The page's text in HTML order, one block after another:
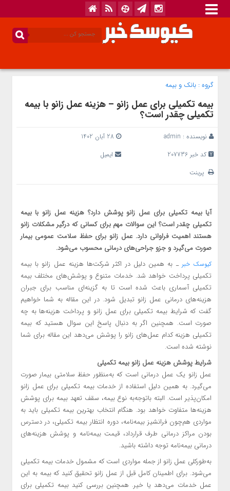
گروه : بانک‌ و بیمه
بیمه تکمیلی برای عمل زانو – هزینه عمل زانو با بیمه
تکمیلی چقدر است؟
نویسنده : admin
کد خبر 207736
ایمیل
پرینت
آیا بیمه تکمیلی برای عمل زانو پوشش دارد؟ هزینه عمل زانو با بیمه
تکمیلی چقدر است؟ این سوالات مهم برای کسانی‌ که درگیر مشکلات زانو
هستند اهمیت فراوانی دارد. عمل زانو برای حفظ سلامت عمومی بیمار
صورت می‌گیرد و جزو جراحی‌های درمانی محسوب می‌شود.
کیوسک خبر ـ به همین دلیل در اکثر شرکت‌ها هزینه عمل زانو با بیمه
تکمیلی پرداخت خواهد شد. خدمات متنوع و پوشش‌های مختلف بیمه
تکمیلی آسماری باعث شده است تا به گزینه‌ای مناسب برای جبران
هزینه‌های درمانی عمل زانو تبدیل شود. در این مقاله به شما خواهیم
گفت که شرایط بیمه تکمیلی برای عمل زانو و پرداخت هزینه‌ها به چه
صورت است. همچنین اگر به دنبال پاسخ این سوال هستید که بیمه
تکمیلی هزینه کدام‌ عمل‌های زانو را پوشش می‌دهد این مقاله برای شما
نوشته شده است.
شرایط پوشش هزینه عمل زانو بیمه تکمیلی
عمل زانو یک عمل درمانی است که به‌منظور حفظ سلامتی بیمار صورت
می‌گیرد. به همین دلیل استفاده از خدمات بیمه تکمیلی برای عمل زانو
امکان‌پذیر است. البته با‌توجه‌به نوع بیمه، سقف تعهد بیمه برای پوشش
هزینه‌ها متفاوت خواهد بود. هنگام انتخاب بهترین بیمه تکمیلی باید به
مواردی هم‌چون فرانشیز بیمه‎‌نامه،‌ دوره انتظار بیمه تکمیلی، در دسترس
بودن مراکز درمانی طرف قرارداد، قیمت بیمه‌‎نامه و پوشش‎ هزینه‌‎های
درمانی بیمه‎‌نامه توجه داشته باشید.
به‌طورکلی عمل زانو از جمله مواردی است که مشمول خدمات بیمه تکمیلی
می‌شود. برای اطمینان کامل قبل از عمل زانو تحقیق کنید که بیمه به این
عمل خدمات می‌دهد یا خیر. همچنین بررسی کنید بیمه تکمیلی برای